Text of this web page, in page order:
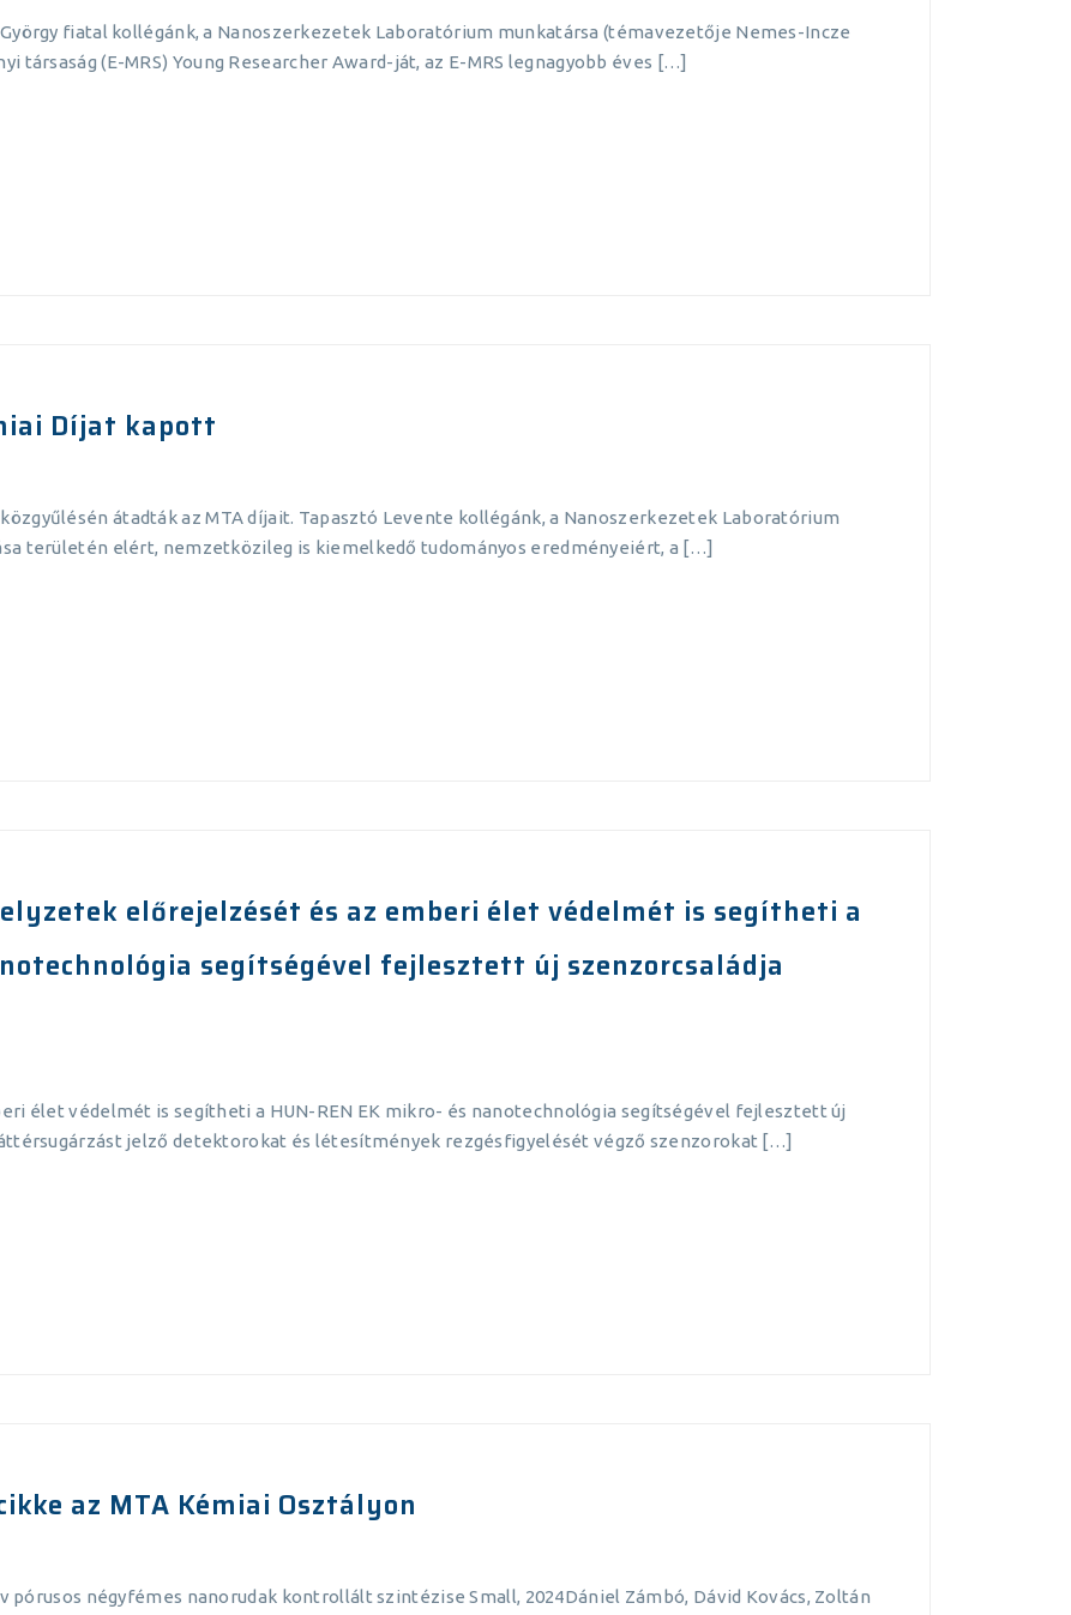
fiatal kollégánk, a Nanoszerkezetek Laboratórium munkatársa (témavezetője Nemes-Incze
társaság (E-MRS) Young Researcher Award-ját, az E-MRS legnagyobb éves […]
Díjat kapott
közgyűlésén átadták az MTA díjait. Tapasztó Levente kollégánk, a Nanoszerkezetek Laboratórium
területén elért, nemzetközileg is kiemelkedő tudományos eredményeiért, a […]
előrejelzését és az emberi élet védelmét is segítheti a
segítségével fejlesztett új szenzorcsaládja
élet védelmét is segítheti a HUN-REN EK mikro- és nanotechnológia segítségével fejlesztett új
jelző detektorokat és létesítmények rezgésfigyelését végző szenzorokat […]
az MTA Kémiai Osztályon
négyfémes nanorudak kontrollált szintézise Small, 2024Dániel Zámbó, Dávid Kovács, Zoltán